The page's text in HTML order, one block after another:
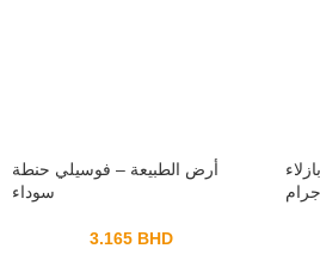
أرض الطبيعة – فوسيلي حنطة
سوداء
3.165 BHD